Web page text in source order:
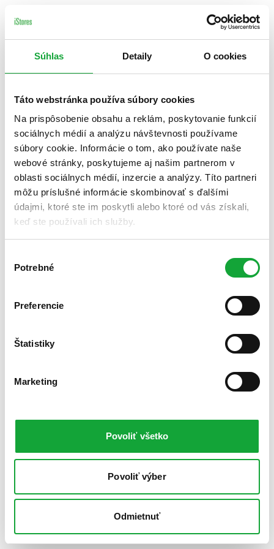
Súhlas Detaily O cookies
Táto webstránka používa súbory cookies
Na prispôsobenie obsahu a reklám, poskytovanie funkcií
sociálnych médií a analýzu návštevnosti používame
súbory cookie. Informácie o tom, ako používate naše
webové stránky, poskytujeme aj našim partnerom v
oblasti sociálnych médií, inzercie a analýzy. Títo partneri
môžu príslušné informácie skombinovať s ďalšími
údajmi, ktoré ste im poskytli alebo ktoré od vás získali,
keď ste používali ich služby.
súhlasu
Potrebné
Preferencie
Štatistiky
Marketing
Povoliť všetko
Povoliť výber
Odmietnuť